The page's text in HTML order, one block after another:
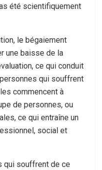
été scientifiquement
le bégaiement
une baisse de la
ce qui conduit
qui souffrent
commencent à
de personnes, ou
ce qui entraîne un
social et
qui souffrent de ce